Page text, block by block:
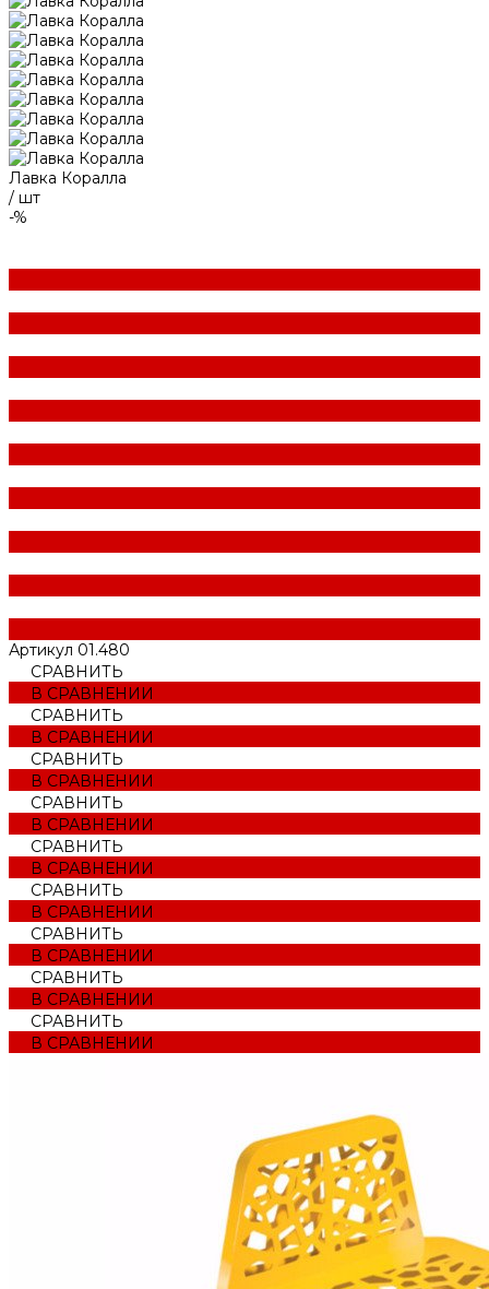
Лавка Коралла
/ шт
-%
Артикул 01.480
СРАВНИТЬ
В СРАВНЕНИИ
СРАВНИТЬ
В СРАВНЕНИИ
СРАВНИТЬ
В СРАВНЕНИИ
СРАВНИТЬ
В СРАВНЕНИИ
СРАВНИТЬ
В СРАВНЕНИИ
СРАВНИТЬ
В СРАВНЕНИИ
СРАВНИТЬ
В СРАВНЕНИИ
СРАВНИТЬ
В СРАВНЕНИИ
СРАВНИТЬ
В СРАВНЕНИИ